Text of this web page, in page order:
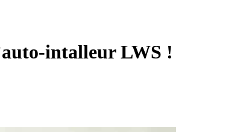
intalleur LWS !